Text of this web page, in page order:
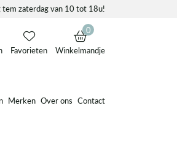
tem zaterdag van 10 tot 18u!
Favorieten
0
Winkelmandje
Merken Over ons Contact